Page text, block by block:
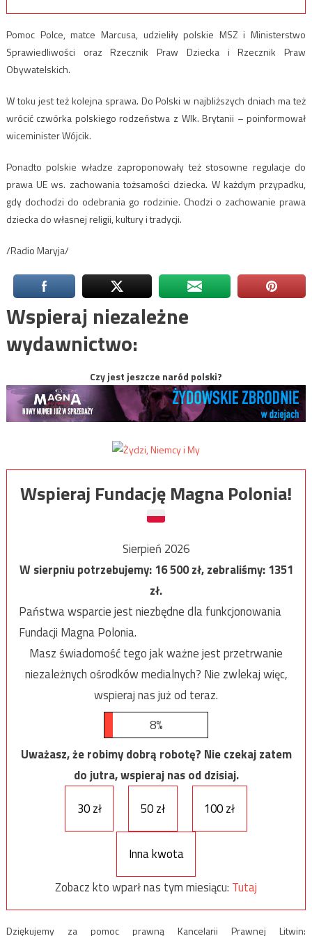
Pomoc Polce, matce Marcusa, udzieliły polskie MSZ i Ministerstwo
Sprawiedliwości oraz Rzecznik Praw Dziecka i Rzecznik Praw
Obywatelskich.
W toku jest też kolejna sprawa. Do Polski w najbliższych dniach ma też
wrócić czwórka polskiego rodzeństwa z Wlk. Brytanii – poinformował
wiceminister Wójcik.
Ponadto polskie władze zaproponowały też stosowne regulacje do
prawa UE ws. zachowania tożsamości dziecka. W każdym przypadku,
gdy dochodzi do odebrania go rodzinie. Chodzi o zachowanie prawa
dziecka do własnej religii, kultury i tradycji.
/Radio Maryja/
Wspieraj niezależne
wydawnictwo:
Czy jest jeszcze naród polski?
Wspieraj Fundację Magna Polonia!
Sierpień 2026
W sierpniu potrzebujemy:16 500zł, zebraliśmy:1351
zł.
Państwa wsparcie jest niezbędne dla funkcjonowania
Fundacji Magna Polonia.
Masz świadomość tego jak ważne jest przetrwanie
niezależnych ośrodków medialnych? Nie zwlekaj więc,
wspieraj nas już od teraz.
8%
Uważasz, że robimy dobrą robotę? Nie czekaj zatem
do jutra, wspieraj nas od dzisiaj.
30 zł
50 zł 100 zł
Inna kwota
Zobacz kto wparł nas tym miesiącu: Tutaj
Dziękujemy za pomoc prawną Kancelarii Prawnej Litwin: